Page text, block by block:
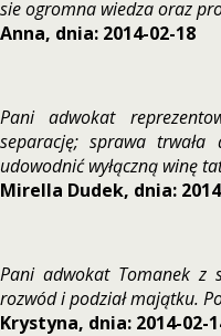
sie ogromna wiedza oraz
Anna, dnia: 2014-02-18
Pani adwokat
separację; sprawa
udowodnić wyłączną winę
Mirella Dudek, dnia:
Pani adwokat Tomanek z
rozwód i podział majątku.
Krystyna, dnia: 2014-02-